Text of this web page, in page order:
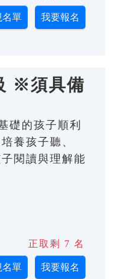
※須具備
礎的孩子順利
養孩子聽、
閱讀與理解能
正取剩 7 名